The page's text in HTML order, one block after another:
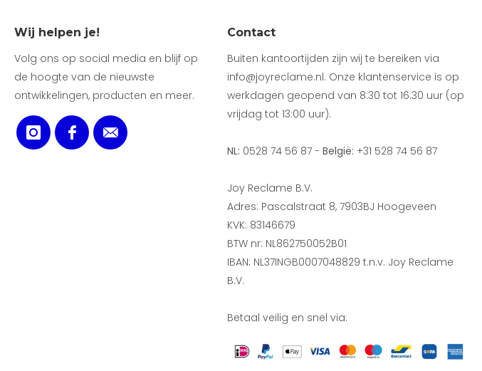
Wij helpen je!
Volg ons op social media en blijf op
de hoogte van de nieuwste
ontwikkelingen, producten en meer.
Contact
Buiten kantoortijden zijn wij te bereiken via
info@joyreclame.nl. Onze klantenservice is op
werkdagen geopend van 8:30 tot 16:30 uur (op
vrijdag tot 13:00 uur).
NL: 0528 74 56 87 - België: +31 528 74 56 87
Joy Reclame B.V.
Adres: Pascalstraat 8, 7903BJ Hoogeveen
KVK: 83146679
BTW nr: NL862750052B01
IBAN: NL37INGB0007048829 t.n.v. Joy Reclame
B.V.
Betaal veilig en snel via: